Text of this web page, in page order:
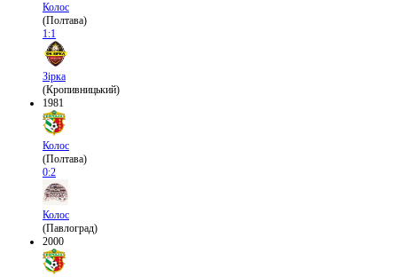
Колос
(Полтава)
1:1
Зірка
(Кропивницький)
1981
Колос
(Полтава)
0:2
Колос
(Павлоград)
2000